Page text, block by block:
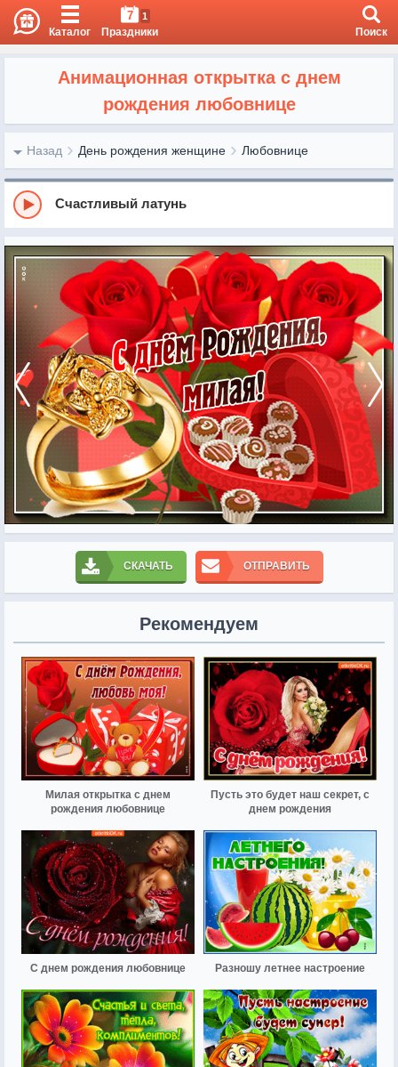
Каталог
7 1
Праздники Поиск
Анимационная открытка с днем
рождения любовнице
Назад День рождения женщине Любовнице
Счастливый латунь
СКАЧАТЬ ОТПРАВИТЬ
Рекомендуем
Милая открытка с днем
рождения любовнице
Пусть это будет наш секрет, с
днем рождения
С днем рождения любовнице Разношу летнее настроение